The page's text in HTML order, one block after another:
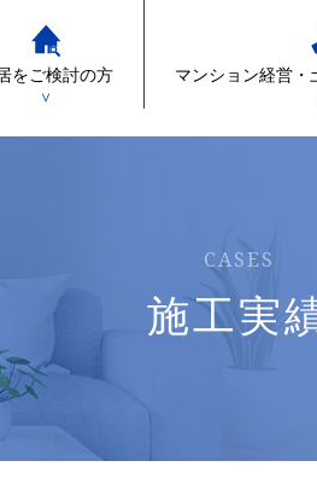
をご検討の方
＞
マンション経営・
CASES
施工実